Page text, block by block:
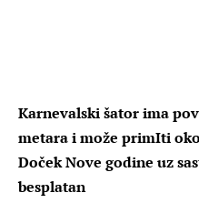
Karnevalski šator ima
metara i može primIti
Doček Nove godine uz
besplatan